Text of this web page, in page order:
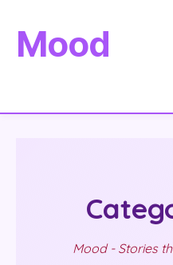
Mood
Mood - Stories